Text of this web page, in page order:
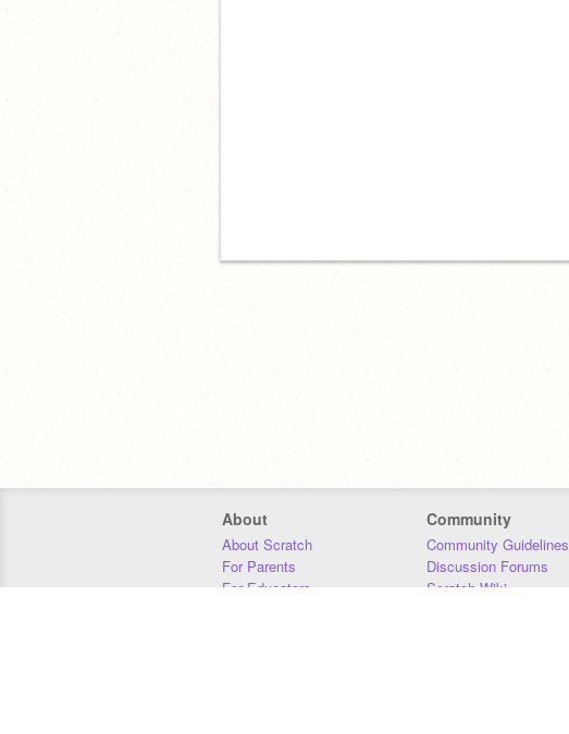
About
About Scratch
For Parents
For Educators
Community
Community Guidelines
Discussion Forums
Scratch Wiki